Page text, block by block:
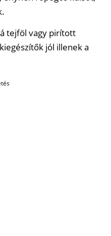
tejföl vagy pirított
jól illenek a